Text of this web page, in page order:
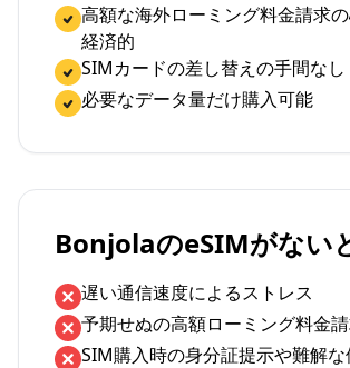
高額な海外ローミング料金請求の
経済的
SIMカードの差し替えの手間なし
必要なデータ量だけ購入可能
BonjolaのeSIMがない
遅い通信速度によるストレス
予期せぬの高額ローミング料金
SIM購入時の身分証提示や難解